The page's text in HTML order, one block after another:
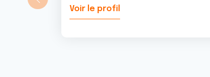
Voir le profil